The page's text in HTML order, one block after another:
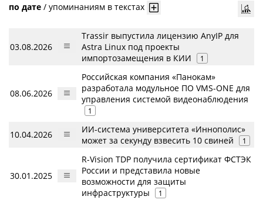
по дате / упоминаниям в текстах
03.08.2026
Trassir выпустила лицензию AnyIP для
Astra Linux под проекты
импортозамещения в КИИ
1
08.06.2026
Российская компания «Панокам»
разработала модульное ПО VMS-ONE для
управления системой видеонаблюдения
1
10.04.2026
ИИ-система университета «Иннополис»
может за секунду взвесить 10 свиней
1
30.01.2025
R-Vision TDP получила сертификат ФСТЭК
России и представила новые
возможности для защиты
инфраструктуры
1